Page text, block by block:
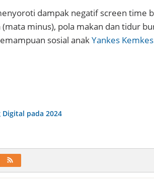
dampak negatif screen time
minus), pola makan dan tidur
sosial anakYankes Kemkes
pada 2024